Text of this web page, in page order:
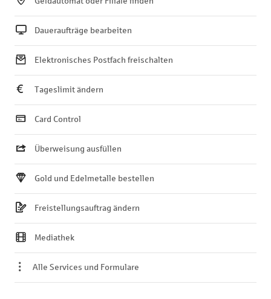
Daueraufträge bearbeiten
Elektronisches Postfach freischalten
Tageslimit ändern
Card Control
Überweisung ausfüllen
Gold und Edelmetalle bestellen
Freistellungsauftrag ändern
Mediathek
Alle Services und Formulare